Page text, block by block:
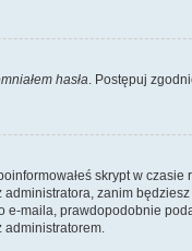
hasła. Postępuj
skrypt w
zanim
maila, prawdopodobnie
administratorem.